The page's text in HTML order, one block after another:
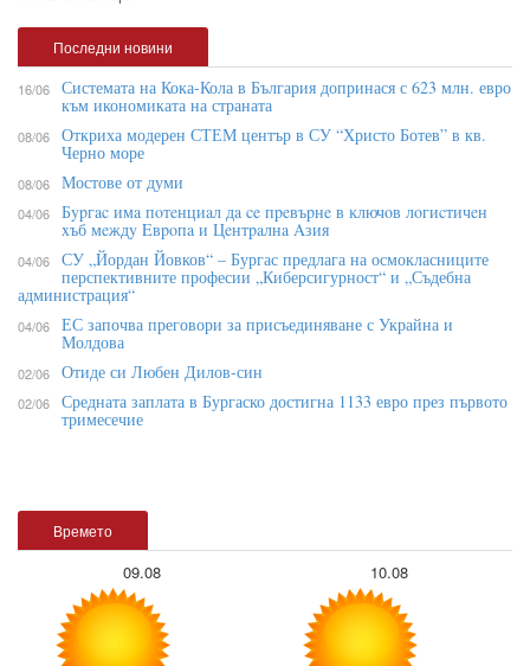
Времето
09.08 10.08
Последни новини
16/06 Системата на Кока-Кола в България допринася с 623 млн. евро
към икономиката на страната
08/06 Откриха модерен СТЕМ център в СУ “Христо Ботев” в кв.
Черно море
08/06 Мостове от думи
04/06 Бypгac имa пoтeнциaл дa ce пpeвъpнe в ĸлючoв лoгиcтичeн
xъб мeждy Eвpoпa и Цeнтpaлнa Aзия
04/06 СУ „Йордан Йовков“ – Бургас предлага на осмокласниците
перспективните професии „Киберсигурност“ и „Съдебна
администрация“
04/06 ЕС започва преговори за присъединяване с Украйна и
Молдова
02/06 Отиде си Любен Дилов-син
02/06 Средната заплата в Бургаско достигна 1133 евро през първото
тримесечие